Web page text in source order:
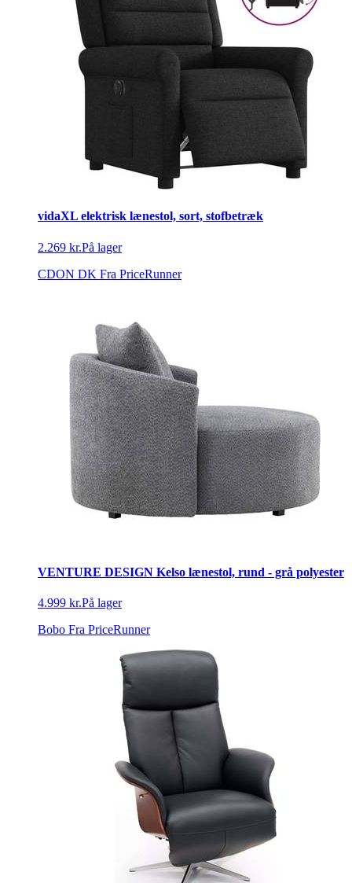
vidaXL elektrisk lænestol, sort, stofbetræk
2.269 kr.På lager
CDON DK Fra PriceRunner
VENTURE DESIGN Kelso lænestol, rund - grå polyester
4.999 kr.På lager
Bobo Fra PriceRunner